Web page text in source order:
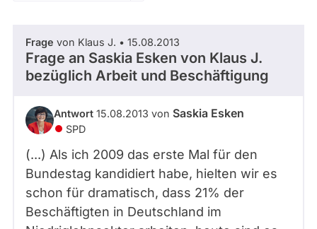
werden
nicht
berücksichtigt.
Thema
- Alle -
Frage von Klaus J. • 15.08.2013
Frage an Saskia Esken von Klaus J.
bezüglich Arbeit und Beschäftigung
Antwort 15.08.2013 von Saskia Esken
SPD
(...) Als ich 2009 das erste Mal für den
Bundestag kandidiert habe, hielten wir es
schon für dramatisch, dass 21% der
Beschäftigten in Deutschland im